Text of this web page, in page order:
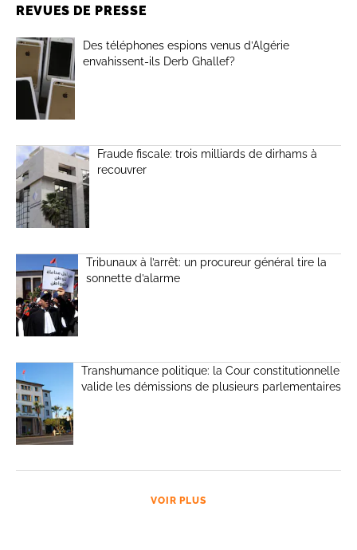
REVUES DE PRESSE
Des téléphones espions venus d’Algérie
envahissent-ils Derb Ghallef?
Fraude fiscale: trois milliards de dirhams à
recouvrer
Tribunaux à l’arrêt: un procureur général tire la
sonnette d’alarme
Transhumance politique: la Cour constitutionnelle
valide les démissions de plusieurs parlementaires
VOIR PLUS